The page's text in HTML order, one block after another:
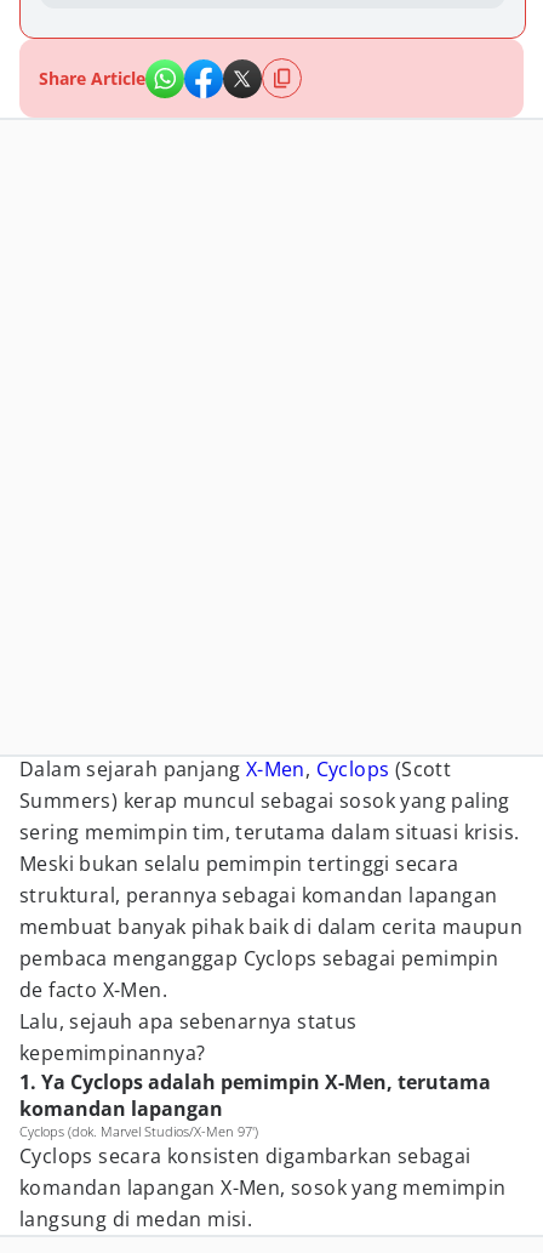
Share Article
Dalam sejarah panjang X-Men, Cyclops (Scott
Summers) kerap muncul sebagai sosok yang paling
sering memimpin tim, terutama dalam situasi krisis.
Meski bukan selalu pemimpin tertinggi secara
struktural, perannya sebagai komandan lapangan
membuat banyak pihak baik di dalam cerita maupun
pembaca menganggap Cyclops sebagai pemimpin
de facto X-Men.
Lalu, sejauh apa sebenarnya status
kepemimpinannya?
1. Ya Cyclops adalah pemimpin X-Men, terutama
komandan lapangan
Cyclops (dok. Marvel Studios/X-Men 97')
Cyclops secara konsisten digambarkan sebagai
komandan lapangan X-Men, sosok yang memimpin
langsung di medan misi.